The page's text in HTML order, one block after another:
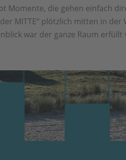
Momente, die gehen einfach
der MITTE“ plötzlich mitten in
war der ganze Raum